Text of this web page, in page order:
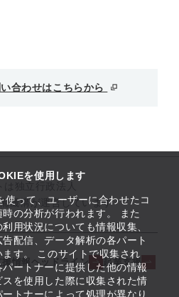
を使用します
使って、ユーザーに合わせたコ
の分析が行われます。 また
用状況についても情報収集、
配信、データ解析の各パート
す。 このサイトで収集され
ートナーに提供した他の情報
を使用した際に収集された情
トナーによって処理が異なり
合わせはこちらから
機構が運営しています
援情報ヘッドライン
起業支援